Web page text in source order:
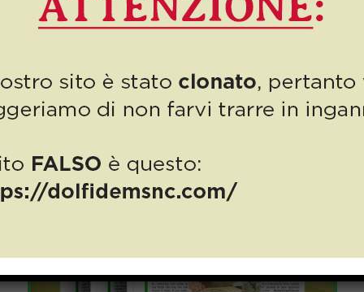
Anche quest’anno Autodemolizioni Dolfi sostiene il progetto
“Abitare con la SLA” di Associazione SPALTI, dedicato alle
0 Read more